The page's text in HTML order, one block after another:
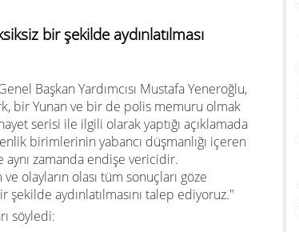
bir şekilde aydınlatılması
Başkan Yardımcısı Mustafa Yeneroğlu,
bir Yunan ve bir de polis memuru olmak
serisi ile ilgili olarak yaptığı açıklamada
birimlerinin yabancı düşmanlığı içeren
aynı zamanda endişe vericidir.
olayların olası tüm sonuçları göze
aydınlatılmasını talep ediyoruz."
söyledi: